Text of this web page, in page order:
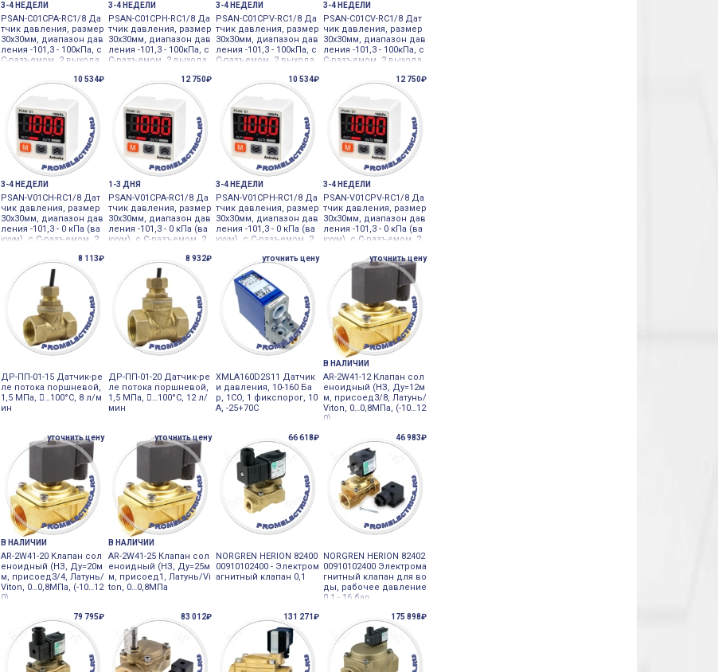
3-4 НЕДЕЛИ
PSAN-C01CPA-RC1/8 Да
тчик давления, размер
30х30мм, диапазон дав
ления -101,3 - 100кПа, с
С-разъемом, 2 выхода
3-4 НЕДЕЛИ
PSAN-C01CPH-RC1/8 Да
тчик давления, размер
30х30мм, диапазон дав
ления -101,3 - 100кПа, с
С-разъемом, 2 выхода
3-4 НЕДЕЛИ
PSAN-C01CPV-RC1/8 Да
тчик давления, размер
30х30мм, диапазон дав
ления -101,3 - 100кПа, с
С-разъемом, 2 выхода
3-4 НЕДЕЛИ
PSAN-C01CV-RC1/8 Дат
чик давления, размер
30х30мм, диапазон дав
ления -101,3 - 100кПа, с
С-разъемом, 2 выхода
10 534₽
3-4 НЕДЕЛИ
PSAN-V01CH-RC1/8 Дат
чик давления, размер
30х30мм, диапазон дав
ления -101,3 - 0 кПа (ва
куум), с С-разъемом, 2
12 750₽
1-3 ДНЯ
PSAN-V01CPA-RC1/8 Да
тчик давления, размер
30х30мм, диапазон дав
ления -101,3 - 0 кПа (ва
куум), с С-разъемом, 2
10 534₽
3-4 НЕДЕЛИ
PSAN-V01CPH-RC1/8 Да
тчик давления, размер
30х30мм, диапазон дав
ления -101,3 - 0 кПа (ва
куум), с С-разъемом, 2
12 750₽
3-4 НЕДЕЛИ
PSAN-V01CPV-RC1/8 Да
тчик давления, размер
30х30мм, диапазон дав
ления -101,3 - 0 кПа (ва
куум), с С-разъемом, 2
8 113₽
ДР-ПП-01-15 Датчик-ре
ле потока поршневой,
1,5 МПа, 󔼒…100°С, 8 л/м
ин
8 932₽
ДР-ПП-01-20 Датчик-ре
ле потока поршневой,
1,5 МПа, 󔼒…100°С, 12 л/
мин
уточнить цену
XMLA160D2S11 Датчик
и давления, 10-160 Ба
р, 1CO, 1 фикспорог, 10
A, -25+70C
уточнить цену
В НАЛИЧИИ
AR-2W41-12 Клапан сол
еноидный (НЗ, Ду=12м
м, присоед3/8, Латунь/
Viton, 0…0,8МПа, (-10…12
0)
уточнить цену
В НАЛИЧИИ
AR-2W41-20 Клапан сол
еноидный (НЗ, Ду=20м
м, присоед3/4, Латунь/
Viton, 0…0,8МПа, (-10…12
0)
уточнить цену
В НАЛИЧИИ
AR-2W41-25 Клапан сол
еноидный (НЗ, Ду=25м
м, присоед1, Латунь/Vi
ton, 0…0,8МПа
66 618₽
NORGREN HERION 82400
00910102400 - Электром
агнитный клапан 0,1
46 983₽
NORGREN HERION 82402
00910102400 Электрома
гнитный клапан для во
ды, рабочее давление
0.1 - 16 бар
79 795₽ 83 012₽ 131 271₽ 175 898₽